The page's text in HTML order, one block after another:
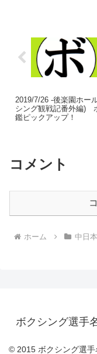
2019/7/26 -後楽園ホー
シング観戦記番外編)
鑑ピックアップ！
コメント
ホーム 中日
ボクシング選
© 2015 ボクシング選